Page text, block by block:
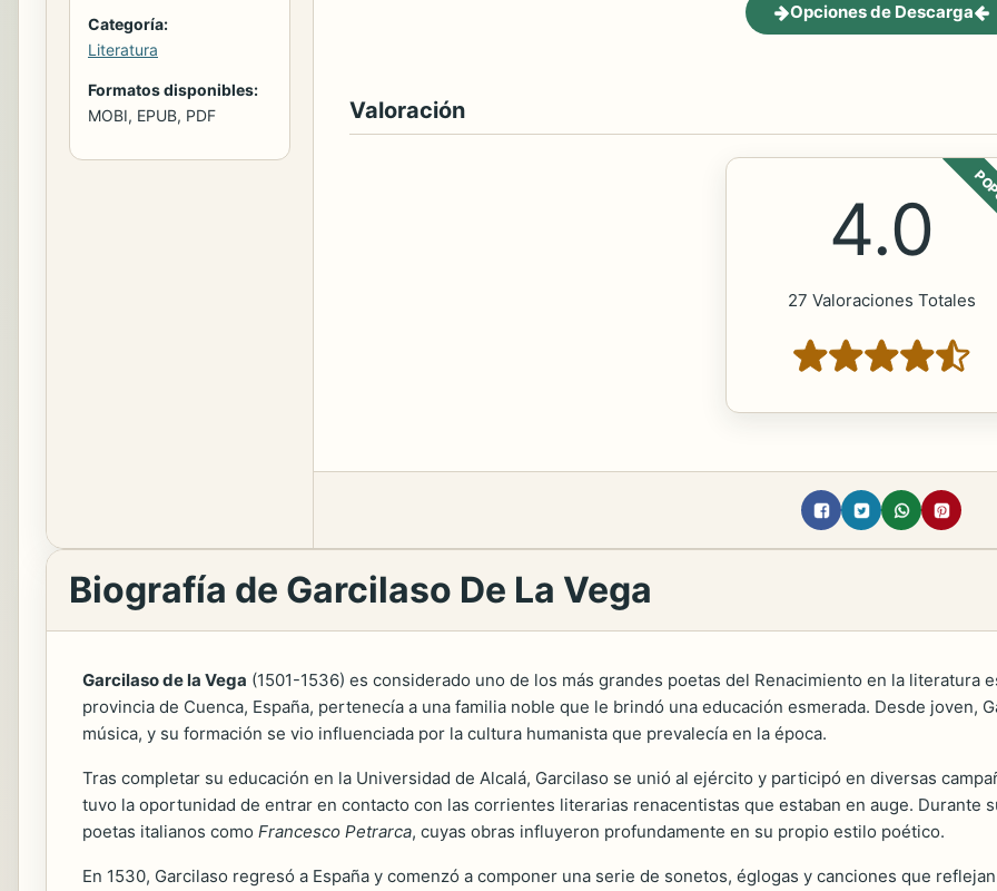
Categoría:
Literatura
Formatos disponibles:
MOBI, EPUB, PDF
Opciones de Descarga
Valoración
4.0
27 Valoraciones Totales
Biografía de Garcilaso De La Vega
Garcilaso de la Vega (1501-1536) es considerado uno de los más grandes poetas del Renacimiento en la literatura
provincia de Cuenca, España, pertenecía a una familia noble que le brindó una educación esmerada. Desde joven,
música, y su formación se vio influenciada por la cultura humanista que prevalecía en la época.
Tras completar su educación en la Universidad de Alcalá, Garcilaso se unió al ejército y participó en diversas
tuvo la oportunidad de entrar en contacto con las corrientes literarias renacentistas que estaban en auge. Durante
poetas italianos como Francesco Petrarca, cuyas obras influyeron profundamente en su propio estilo poético.
En 1530, Garcilaso regresó a España y comenzó a componer una serie de sonetos, églogas y canciones que